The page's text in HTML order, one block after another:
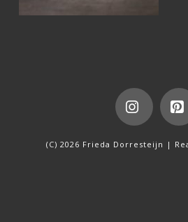
(C) 2026 Frieda Dorresteijn |